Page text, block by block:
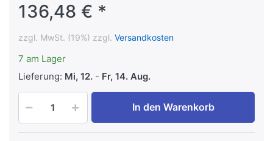
136,48 € *
zzgl. MwSt. (19%) zzgl. Versandkosten
7 am Lager
Lieferung: Mi, 12. - Fr, 14. Aug.
In den Warenkorb